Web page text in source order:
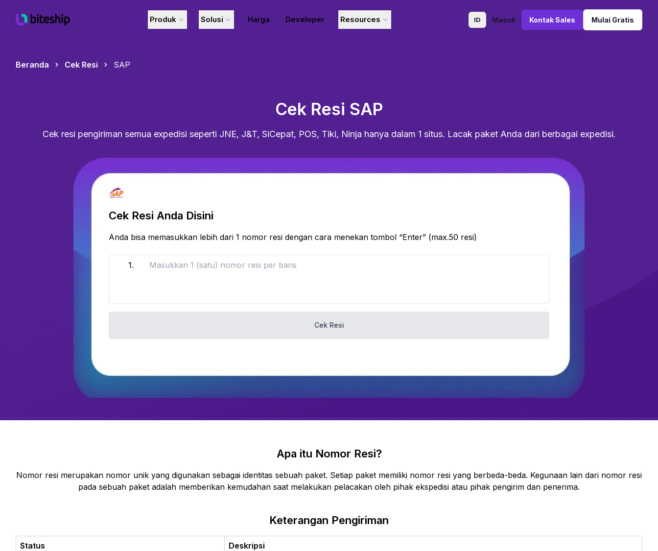
Produk Solusi Harga Developer Resources ID Masuk Kontak Sales Mulai Gratis
Beranda Cek Resi SAP
Cek Resi SAP
Cek resi pengiriman semua expedisi seperti JNE, J&T, SiCepat, POS, Tiki, Ninja hanya dalam 1 situs. Lacak paket Anda dari berbagai expedisi.
Cek Resi Anda Disini
Anda bisa memasukkan lebih dari 1 nomor resi dengan cara menekan tombol “Enter” (max.50 resi)
1.
Cek Resi
Apa itu Nomor Resi?
Nomor resi merupakan nomor unik yang digunakan sebagai identitas sebuah paket. Setiap paket memiliki nomor resi yang berbeda-beda. Kegunaan lain dari nomor resi
pada sebuah paket adalah memberikan kemudahan saat melakukan pelacakan oleh pihak ekspedisi atau pihak pengirim dan penerima.
Keterangan Pengiriman
Status
Deskripsi